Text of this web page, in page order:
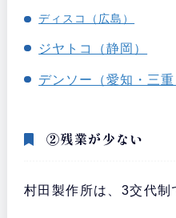
ディスコ（広島）
ジヤトコ（静岡）
デンソー（愛知・三重
②残業が少ない
村田製作所は、3交代制